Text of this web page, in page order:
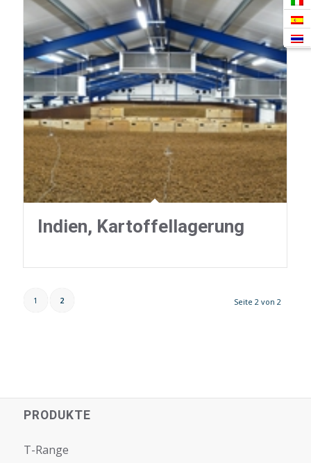
Indien, Kartoffellagerung
Seite 2 von 2
1 2
PRODUKTE
T-Range